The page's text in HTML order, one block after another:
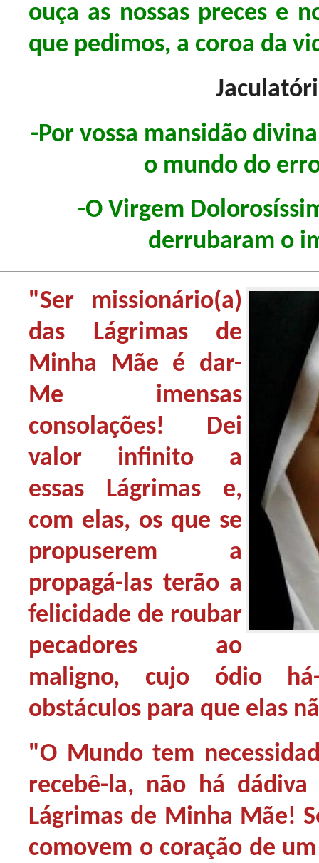
ouça as nossas preces e
que pedimos, a coroa da
-Por vossa mansidão
o mundo do
-O Virgem
derrubaram o
"Ser missionário(a)
das Lágrimas de
Minha Mãe é dar-
Me imensas
consolações! Dei
valor infinito a
essas Lágrimas e,
com elas, os que se
propuserem a
propagá-las terão a
felicidade de roubar
pecadores ao
maligno, cujo ódio
obstáculos para que elas
"O Mundo tem
recebê-la, não há
Lágrimas de Minha Mãe!
comovem o coração de